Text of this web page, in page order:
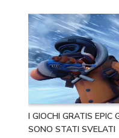
I GIOCHI GRATIS EPIC
SONO STATI SVELATI